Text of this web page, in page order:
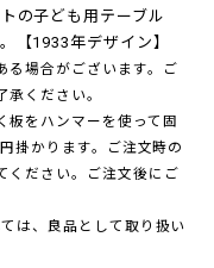
の子ども用テーブル
【1933年デザイン】
る場合がございます。ご
ください。
をハンマーを使って固
掛かります。ご注文時の
ください。ご注文後にご
は、良品として取り扱い